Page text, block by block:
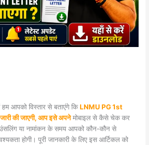
आपको विस्तार से बताएंगे किLNMU PG 1st
की जाएगी, आप इसे अपनेमोबाइल से कैसे चेक कर
या नामांकन के समय आपको कौन-कौन से
होगी। पूरी जानकारी के लिए इस आर्टिकल को